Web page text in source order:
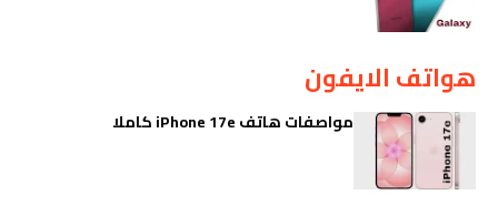
هواتف الايفون
مواصفات هاتف iPhone 17e كاملا